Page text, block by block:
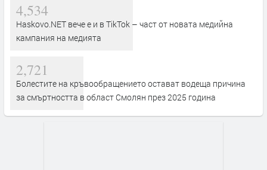
4,534
Haskovo.NET вече е и в TikTok – част от новата медийна
кампания на медията
2,721
Болестите на кръвообращението остават водеща причина
за смъртността в област Смолян през 2025 година